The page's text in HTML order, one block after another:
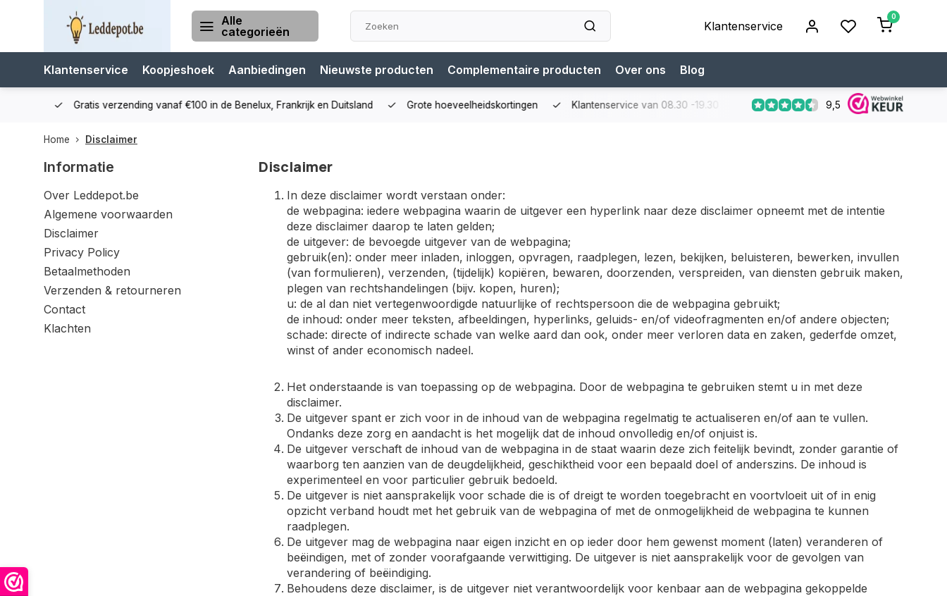
Alle
categorieën
Klantenservice
0
Klantenservice Koopjeshoek Aanbiedingen Nieuwste producten Complementaire producten Over ons Blog
Gratis verzending vanaf €100 in de Benelux, Frankrijk en Duitsland Grote hoeveelheidskortingen Klantenservice van 08.30 -19.30 Koop bij een specialist Gratis
9,5
Home Disclaimer
Informatie
Over Leddepot.be
Algemene voorwaarden
Disclaimer
Privacy Policy
Betaalmethoden
Verzenden & retourneren
Contact
Klachten
Disclaimer
In deze disclaimer wordt verstaan onder:
de webpagina: iedere webpagina waarin de uitgever een hyperlink naar deze disclaimer opneemt met de intentie
deze disclaimer daarop te laten gelden;
de uitgever: de bevoegde uitgever van de webpagina;
gebruik(en): onder meer inladen, inloggen, opvragen, raadplegen, lezen, bekijken, beluisteren, bewerken, invullen
(van formulieren), verzenden, (tijdelijk) kopiëren, bewaren, doorzenden, verspreiden, van diensten gebruik maken,
plegen van rechtshandelingen (bijv. kopen, huren);
u: de al dan niet vertegenwoordigde natuurlijke of rechtspersoon die de webpagina gebruikt;
de inhoud: onder meer teksten, afbeeldingen, hyperlinks, geluids- en/of videofragmenten en/of andere objecten;
schade: directe of indirecte schade van welke aard dan ook, onder meer verloren data en zaken, gederfde omzet,
winst of ander economisch nadeel.
Het onderstaande is van toepassing op de webpagina. Door de webpagina te gebruiken stemt u in met deze
disclaimer.
De uitgever spant er zich voor in de inhoud van de webpagina regelmatig te actualiseren en/of aan te vullen.
Ondanks deze zorg en aandacht is het mogelijk dat de inhoud onvolledig en/of onjuist is.
De uitgever verschaft de inhoud van de webpagina in de staat waarin deze zich feitelijk bevindt, zonder garantie of
waarborg ten aanzien van de deugdelijkheid, geschiktheid voor een bepaald doel of anderszins. De inhoud is
experimenteel en voor particulier gebruik bedoeld.
De uitgever is niet aansprakelijk voor schade die is of dreigt te worden toegebracht en voortvloeit uit of in enig
opzicht verband houdt met het gebruik van de webpagina of met de onmogelijkheid de webpagina te kunnen
raadplegen.
De uitgever mag de webpagina naar eigen inzicht en op ieder door hem gewenst moment (laten) veranderen of
beëindigen, met of zonder voorafgaande verwittiging. De uitgever is niet aansprakelijk voor de gevolgen van
verandering of beëindiging.
Behoudens deze disclaimer, is de uitgever niet verantwoordelijk voor kenbaar aan de webpagina gekoppelde